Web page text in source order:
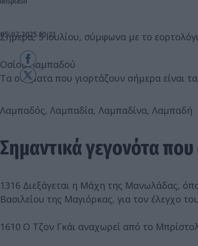
05.07.2025 10:23
Σήμερα, 5 Ιουλίου, σύμφωνα με το
Οσίου Λαμπαδού
Τα ονόματα που γιορτάζουν σήμερα είναι τα
Λαμπαδός, Λαμπαδία, Λαμπαδίνα, Λαμπαδή
Σημαντικά γεγονότα
1316 Διεξάγεται η Μάχη της Μανωλάδας,
Βασιλείου της Μαγιόρκας, για τον έλεγχο
1610 Ο Τζον Γκάι αναχωρεί από το